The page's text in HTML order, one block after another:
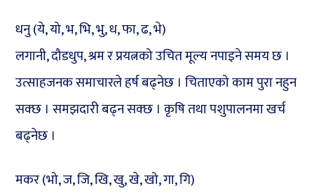
धनु (ये, यो, भ, भि, भु, ध, फा, ढ, भे)
लगानी, दौडधुप, श्रम र प्रयत्नको उचित मूल्य नपाइने समय छ ।
उत्साहजनक समाचारले हर्ष बढ्नेछ । चिताएको काम पुरा नहुन
सक्छ । समझदारी बढ्न सक्छ । कृषि तथा पशुपालनमा खर्च
बढ्नेछ ।
मकर (भो, ज, जि, खि, खु, खे, खो, गा, गि)